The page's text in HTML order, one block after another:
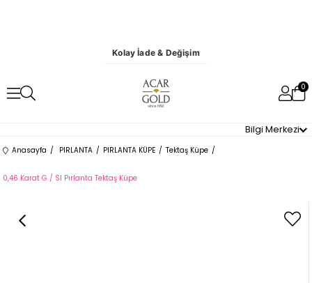
Kolay İade & Değişim
0
Bilgi Merkezi
Anasayfa PIRLANTA PIRLANTA KÜPE Tektaş Küpe
0,46 Karat G / SI Pırlanta Tektaş Küpe